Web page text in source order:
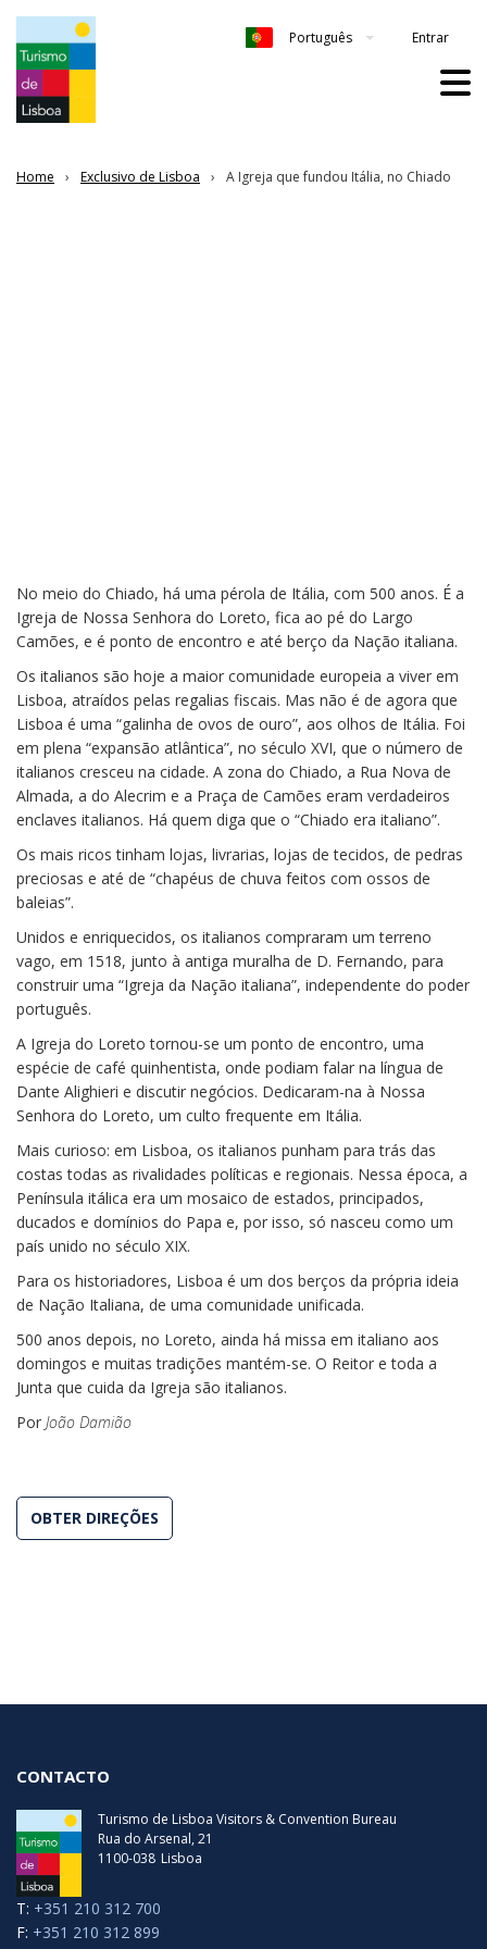
Português Entrar
Home Exclusivo de Lisboa A Igreja que fundou Itália, no Chiado
A Igreja que fundou Itália, no
Chiado
No meio do Chiado, há uma pérola de Itália, com 500 anos. É a
Igreja de Nossa Senhora do Loreto, fica ao pé do Largo
Camões, e é ponto de encontro e até berço da Nação italiana.
Os italianos são hoje a maior comunidade europeia a viver em
Lisboa, atraídos pelas regalias fiscais. Mas não é de agora que
Lisboa é uma “galinha de ovos de ouro”, aos olhos de Itália. Foi
em plena “expansão atlântica”, no século XVI, que o número de
italianos cresceu na cidade. A zona do Chiado, a Rua Nova de
Almada, a do Alecrim e a Praça de Camões eram verdadeiros
enclaves italianos. Há quem diga que o “Chiado era italiano”.
Os mais ricos tinham lojas, livrarias, lojas de tecidos, de pedras
preciosas e até de “chapéus de chuva feitos com ossos de
baleias”.
Unidos e enriquecidos, os italianos compraram um terreno
vago, em 1518, junto à antiga muralha de D. Fernando, para
construir uma “Igreja da Nação italiana”, independente do poder
português.
A Igreja do Loreto tornou-se um ponto de encontro, uma
espécie de café quinhentista, onde podiam falar na língua de
Dante Alighieri e discutir negócios. Dedicaram-na à Nossa
Senhora do Loreto, um culto frequente em Itália.
Mais curioso: em Lisboa, os italianos punham para trás das
costas todas as rivalidades políticas e regionais. Nessa época, a
Península itálica era um mosaico de estados, principados,
ducados e domínios do Papa e, por isso, só nasceu como um
país unido no século XIX.
Para os historiadores, Lisboa é um dos berços da própria ideia
de Nação Italiana, de uma comunidade unificada.
500 anos depois, no Loreto, ainda há missa em italiano aos
domingos e muitas tradições mantém-se. O Reitor e toda a
Junta que cuida da Igreja são italianos.
Por João Damião
OBTER DIREÇÕES
CONTACTO
Turismo de Lisboa Visitors & Convention Bureau
Rua do Arsenal, 21
1100-038 Lisboa
T: +351 210 312 700
F: +351 210 312 899